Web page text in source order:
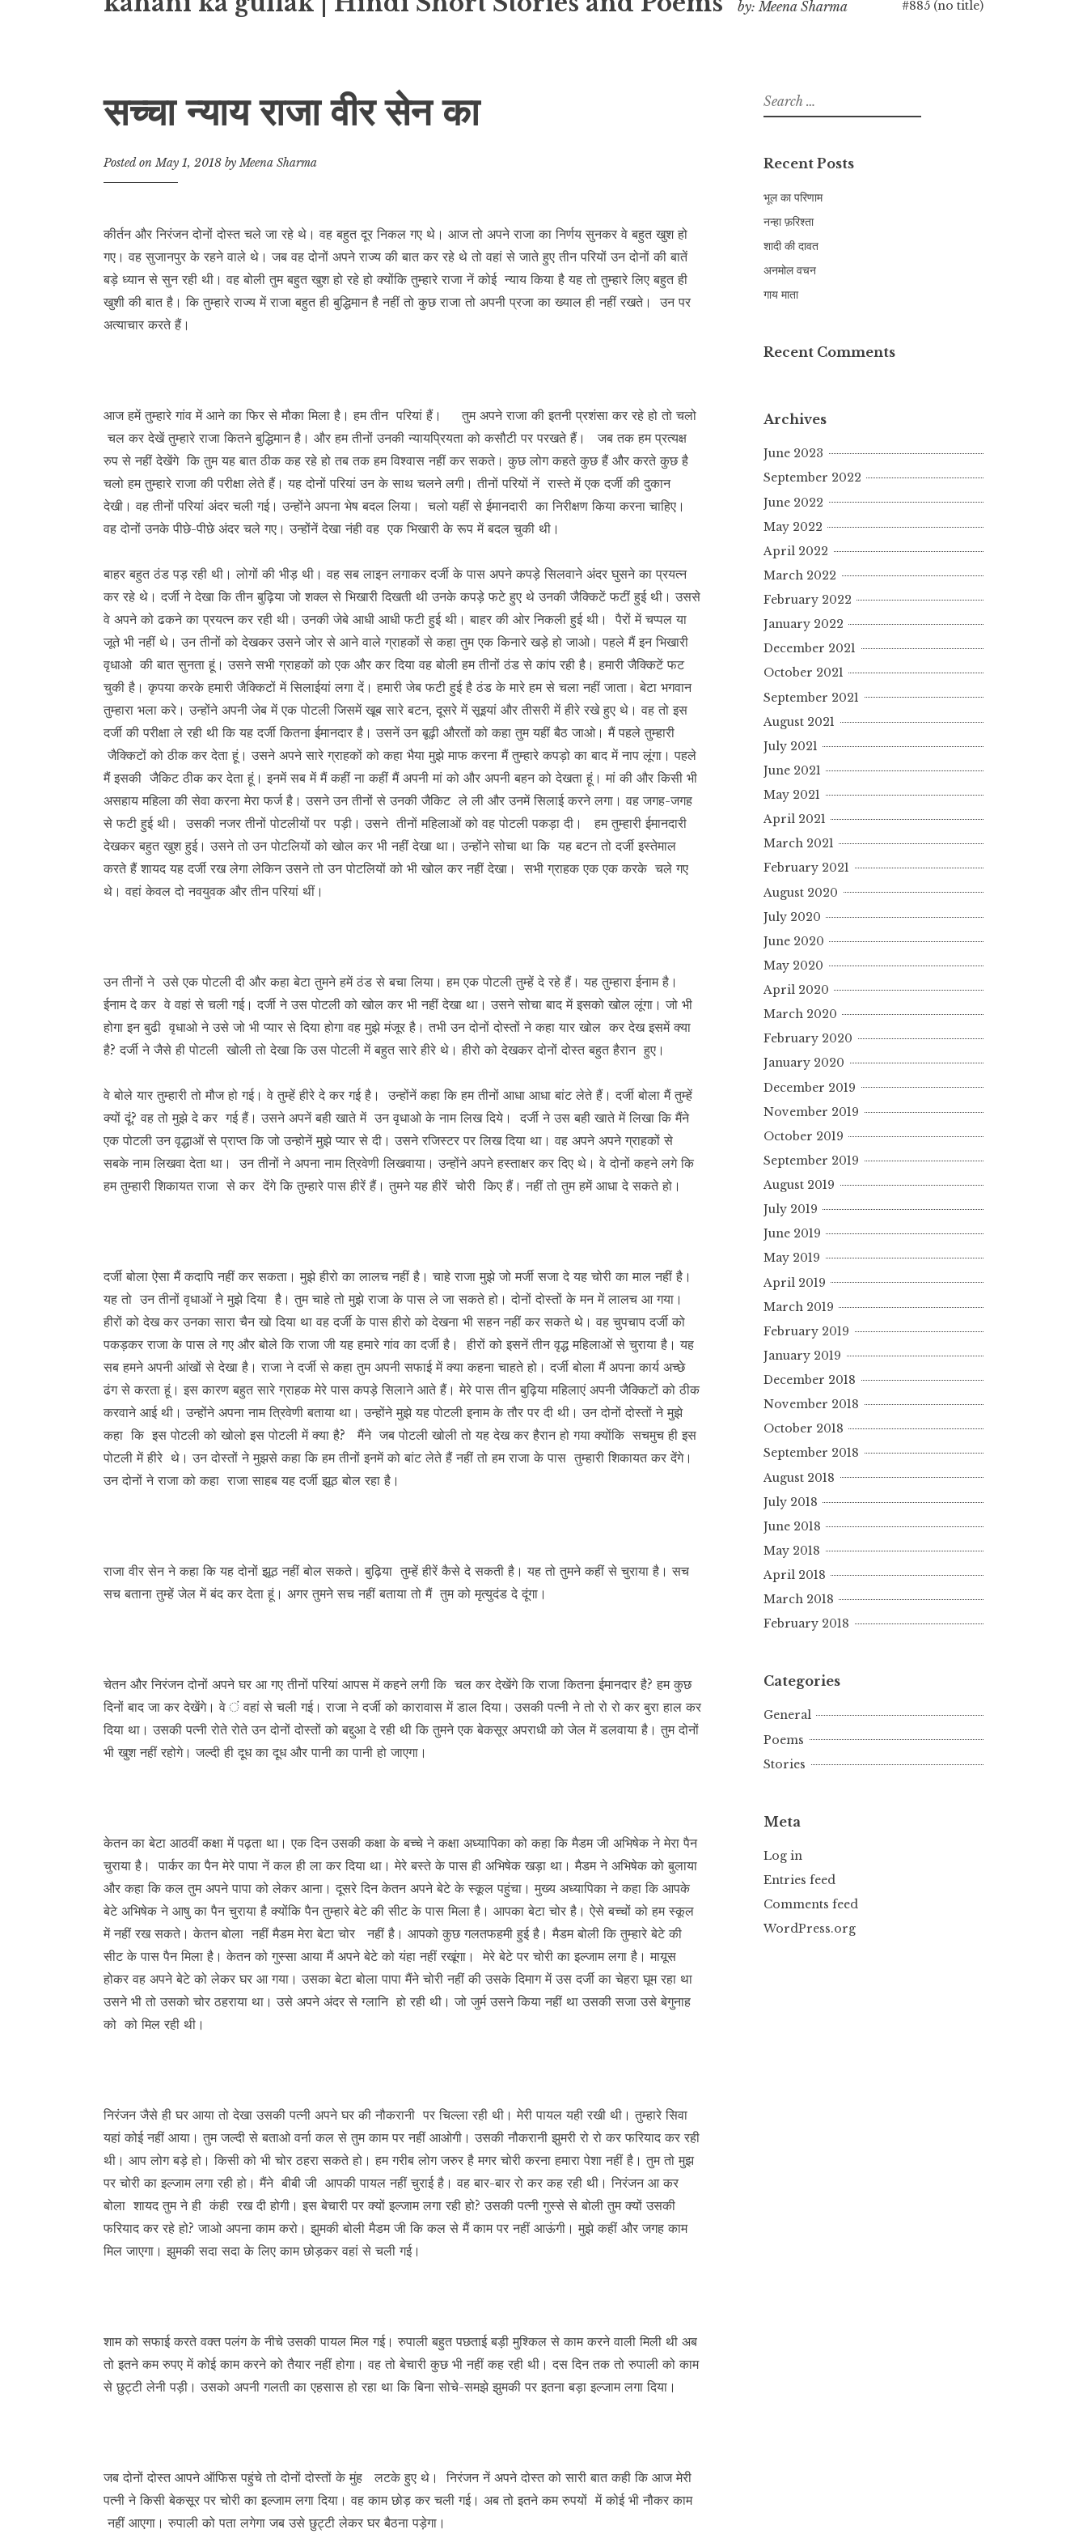
by: Meena Sharma #885 (no title)
सच्चा न्याय राजा वीर सेन का
Posted onMay 1, 2018 byMeena Sharma
कीर्तन और निरंजन दोनों दोस्त चले जा रहे थे। वह बहुत दूर निकल गए थे। आज तो अपने राजा का निर्णय सुनकर वे बहुत खुश हो
गए। वह सुजानपुर के रहने वाले थे। जब वह दोनों अपने राज्य की बात कर रहे थे तो वहां से जाते हुए तीन परियों उन दोनों की बातें
बड़े ध्यान से सुन रही थी। वह बोली तुम बहुत खुश हो रहे हो क्योंकि तुम्हारे राजा नें कोई न्याय किया है यह तो तुम्हारे लिए बहुत ही
खुशी की बात है। कि तुम्हारे राज्य में राजा बहुत ही बुद्धिमान है नहीं तो कुछ राजा तो अपनी प्रजा का ख्याल ही नहीं रखते। उन पर
अत्याचार करते हैं।
आज हमें तुम्हारे गांव में आने का फिर से मौका मिला है। हम तीन परियां हैं। तुम अपने राजा की इतनी प्रशंसा कर रहे हो तो चलो
चल कर देखें तुम्हारे राजा कितने बुद्धिमान है। और हम तीनों उनकी न्यायप्रियता को कसौटी पर परखते हैं। जब तक हम प्रत्यक्ष
रुप से नहीं देखेंगे कि तुम यह बात ठीक कह रहे हो तब तक हम विश्वास नहीं कर सकते। कुछ लोग कहते कुछ हैं और करते कुछ है
चलो हम तुम्हारे राजा की परीक्षा लेते हैं। यह दोनों परियां उन के साथ चलने लगी। तीनों परियों नें रास्ते में एक दर्जी की दुकान
देखी। वह तीनों परियां अंदर चली गई। उन्होंने अपना भेष बदल लिया। चलो यहीं से ईमानदारी का निरीक्षण किया करना चाहिए।
वह दोनों उनके पीछे-पीछे अंदर चले गए। उन्होंनें देखा नंही वह एक भिखारी के रूप में बदल चुकी थी।
बाहर बहुत ठंड पड़ रही थी। लोगों की भीड़ थी। वह सब लाइन लगाकर दर्जी के पास अपने कपड़े सिलवाने अंदर घुसने का प्रयत्न
कर रहे थे। दर्जी ने देखा कि तीन बुढ़िया जो शक्ल से भिखारी दिखती थी उनके कपड़े फटे हुए थे उनकी जैक्किटें फटीं हुई थी। उससे
वे अपने को ढकने का प्रयत्न कर रही थी। उनकी जेबे आधी आधी फटी हुई थी। बाहर की ओर निकली हुई थी। पैरों में चप्पल या
जूते भी नहीं थे। उन तीनों को देखकर उसने जोर से आने वाले ग्राहकों से कहा तुम एक किनारे खड़े हो जाओ। पहले मैं इन भिखारी
वृधाओ की बात सुनता हूं। उसने सभी ग्राहकों को एक और कर दिया वह बोली हम तीनों ठंड से कांप रही है। हमारी जैक्किटें फट
चुकी है। कृपया करके हमारी जैक्किटों में सिलाईयां लगा दें। हमारी जेब फटी हुई है ठंड के मारे हम से चला नहीं जाता। बेटा भगवान
तुम्हारा भला करे। उन्होंने अपनी जेब में एक पोटली जिसमें खूब सारे बटन, दूसरे में सूइयां और तीसरी में हीरे रखे हुए थे। वह तो इस
दर्जी की परीक्षा ले रही थी कि यह दर्जी कितना ईमानदार है। उसनें उन बूढ़ी औरतों को कहा तुम यहीं बैठ जाओ। मैं पहले तुम्हारी
जैक्किटों को ठीक कर देता हूं। उसने अपने सारे ग्राहकों को कहा भैया मुझे माफ करना मैं तुम्हारे कपड़ो का बाद में नाप लूंगा। पहले
मैं इसकी जैकिट ठीक कर देता हूं। इनमें सब में मैं कहीं ना कहीं मैं अपनी मां को और अपनी बहन को देखता हूं। मां की और किसी भी
असहाय महिला की सेवा करना मेरा फर्ज है। उसने उन तीनों से उनकी जैकिट ले ली और उनमें सिलाई करने लगा। वह जगह-जगह
से फटी हुई थी। उसकी नजर तीनों पोटलीयों पर पड़ी। उसने तीनों महिलाओं को वह पोटली पकड़ा दी। हम तुम्हारी ईमानदारी
देखकर बहुत खुश हुई। उसने तो उन पोटलियों को खोल कर भी नहीं देखा था। उन्होंने सोचा था कि यह बटन तो दर्जी इस्तेमाल
करते हैं शायद यह दर्जी रख लेगा लेकिन उसने तो उन पोटलियों को भी खोल कर नहीं देखा। सभी ग्राहक एक एक करके चले गए
थे। वहां केवल दो नवयुवक और तीन परियां थीं।
उन तीनों ने उसे एक पोटली दी और कहा बेटा तुमने हमें ठंड से बचा लिया। हम एक पोटली तुम्हें दे रहे हैं। यह तुम्हारा ईनाम है।
ईनाम दे कर वे वहां से चली गई। दर्जी ने उस पोटली को खोल कर भी नहीं देखा था। उसने सोचा बाद में इसको खोल लूंगा। जो भी
होगा इन बुढी वृधाओ ने उसे जो भी प्यार से दिया होगा वह मुझे मंजूर है। तभी उन दोनों दोस्तों ने कहा यार खोल कर देख इसमें क्या
है? दर्जी ने जैसे ही पोटली खोली तो देखा कि उस पोटली में बहुत सारे हीरे थे। हीरो को देखकर दोनों दोस्त बहुत हैरान हुए।
वे बोले यार तुम्हारी तो मौज हो गई। वे तुम्हें हीरे दे कर गई है। उन्होंनें कहा कि हम तीनों आधा आधा बांट लेते हैं। दर्जी बोला मैं तुम्हें
क्यों दूं? वह तो मुझे दे कर गई हैं। उसने अपनें बही खाते में उन वृधाओ के नाम लिख दिये। दर्जी ने उस बही खाते में लिखा कि मैंने
एक पोटली उन वृद्धाओं से प्राप्त कि जो उन्होनें मुझे प्यार से दी। उसने रजिस्टर पर लिख दिया था। वह अपने अपने ग्राहकों से
सबके नाम लिखवा देता था। उन तीनों ने अपना नाम त्रिवेणी लिखवाया। उन्होंने अपने हस्ताक्षर कर दिए थे। वे दोनों कहने लगे कि
हम तुम्हारी शिकायत राजा से कर देंगे कि तुम्हारे पास हीरें हैं। तुमने यह हीरें चोरी किए हैं। नहीं तो तुम हमें आधा दे सकते हो।
दर्जी बोला ऐसा मैं कदापि नहीं कर सकता। मुझे हीरो का लालच नहीं है। चाहे राजा मुझे जो मर्जी सजा दे यह चोरी का माल नहीं है।
यह तो उन तीनों वृधाओं ने मुझे दिया है। तुम चाहे तो मुझे राजा के पास ले जा सकते हो। दोनों दोस्तों के मन में लालच आ गया।
हीरों को देख कर उनका सारा चैन खो दिया था वह दर्जी के पास हीरो को देखना भी सहन नहीं कर सकते थे। वह चुपचाप दर्जी को
पकड़कर राजा के पास ले गए और बोले कि राजा जी यह हमारे गांव का दर्जी है। हीरों को इसनें तीन वृद्ध महिलाओं से चुराया है। यह
सब हमने अपनी आंखों से देखा है। राजा ने दर्जी से कहा तुम अपनी सफाई में क्या कहना चाहते हो। दर्जी बोला मैं अपना कार्य अच्छे
ढंग से करता हूं। इस कारण बहुत सारे ग्राहक मेरे पास कपड़े सिलाने आते हैं। मेरे पास तीन बुढ़िया महिलाएं अपनी जैक्किटों को ठीक
करवाने आई थी। उन्होंने अपना नाम त्रिवेणी बताया था। उन्होंने मुझे यह पोटली इनाम के तौर पर दी थी। उन दोनों दोस्तों ने मुझे
कहा कि इस पोटली को खोलो इस पोटली में क्या है? मैंने जब पोटली खोली तो यह देख कर हैरान हो गया क्योंकि सचमुच ही इस
पोटली में हीरे थे। उन दोस्तों ने मुझसे कहा कि हम तीनों इनमें को बांट लेते हैं नहीं तो हम राजा के पास तुम्हारी शिकायत कर देंगे।
उन दोनों ने राजा को कहा राजा साहब यह दर्जी झूठ बोल रहा है।
राजा वीर सेन ने कहा कि यह दोनों झूठ नहीं बोल सकते। बुढ़िया तुम्हें हीरें कैसे दे सकती है। यह तो तुमने कहीं से चुराया है। सच
सच बताना तुम्हें जेल में बंद कर देता हूं। अगर तुमने सच नहीं बताया तो मैं तुम को मृत्युदंड दे दूंगा।
चेतन और निरंजन दोनों अपने घर आ गए तीनों परियां आपस में कहने लगी कि चल कर देखेंगे कि राजा कितना ईमानदार है? हम कुछ
दिनों बाद जा कर देखेंगे। वे ं वहां से चली गई। राजा ने दर्जी को कारावास में डाल दिया। उसकी पत्नी ने तो रो रो कर बुरा हाल कर
दिया था। उसकी पत्नी रोते रोते उन दोनों दोस्तों को बद्दुआ दे रही थी कि तुमने एक बेकसूर अपराधी को जेल में डलवाया है। तुम दोनों
भी खुश नहीं रहोगे। जल्दी ही दूध का दूध और पानी का पानी हो जाएगा।
केतन का बेटा आठवीं कक्षा में पढ़ता था। एक दिन उसकी कक्षा के बच्चे ने कक्षा अध्यापिका को कहा कि मैडम जी अभिषेक ने मेरा पैन
चुराया है। पार्कर का पैन मेरे पापा नें कल ही ला कर दिया था। मेरे बस्ते के पास ही अभिषेक खड़ा था। मैडम ने अभिषेक को बुलाया
और कहा कि कल तुम अपने पापा को लेकर आना। दूसरे दिन केतन अपने बेटे के स्कूल पहुंचा। मुख्य अध्यापिका ने कहा कि आपके
बेटे अभिषेक ने आषु का पैन चुराया है क्योंकि पैन तुम्हारे बेटे की सीट के पास मिला है। आपका बेटा चोर है। ऐसे बच्चों को हम स्कूल
में नहीं रख सकते। केतन बोला नहीं मैडम मेरा बेटा चोर नहीं है। आपको कुछ गलतफहमी हुई है। मैडम बोली कि तुम्हारे बेटे की
सीट के पास पैन मिला है। केतन को गुस्सा आया मैं अपने बेटे को यंहा नहीं रखूंगा। मेरे बेटे पर चोरी का इल्जाम लगा है। मायूस
होकर वह अपने बेटे को लेकर घर आ गया। उसका बेटा बोला पापा मैंने चोरी नहीं की उसके दिमाग में उस दर्जी का चेहरा घूम रहा था
उसने भी तो उसको चोर ठहराया था। उसे अपने अंदर से ग्लानि हो रही थी। जो जुर्म उसने किया नहीं था उसकी सजा उसे बेगुनाह
को को मिल रही थी।
निरंजन जैसे ही घर आया तो देखा उसकी पत्नी अपने घर की नौकरानी पर चिल्ला रही थी। मेरी पायल यही रखी थी। तुम्हारे सिवा
यहां कोई नहीं आया। तुम जल्दी से बताओ वर्ना कल से तुम काम पर नहीं आओगी। उसकी नौकरानी झुमरी रो रो कर फरियाद कर रही
थी। आप लोग बड़े हो। किसी को भी चोर ठहरा सकते हो। हम गरीब लोग जरुर है मगर चोरी करना हमारा पेशा नहीं है। तुम तो मुझ
पर चोरी का इल्जाम लगा रही हो। मैंने बीबी जी आपकी पायल नहीं चुराई है। वह बार-बार रो कर कह रही थी। निरंजन आ कर
बोला शायद तुम ने ही कंही रख दी होगी। इस बेचारी पर क्यों इल्जाम लगा रही हो? उसकी पत्नी गुस्से से बोली तुम क्यों उसकी
फरियाद कर रहे हो? जाओ अपना काम करो। झुमकी बोली मैडम जी कि कल से मैं काम पर नहीं आऊंगी। मुझे कहीं और जगह काम
मिल जाएगा। झुमकी सदा सदा के लिए काम छोड़कर वहां से चली गई।
शाम को सफाई करते वक्त पलंग के नीचे उसकी पायल मिल गई। रुपाली बहुत पछताई बड़ी मुश्किल से काम करने वाली मिली थी अब
तो इतने कम रुपए में कोई काम करने को तैयार नहीं होगा। वह तो बेचारी कुछ भी नहीं कह रही थी। दस दिन तक तो रुपाली को काम
से छुट्टी लेनी पड़ी। उसको अपनी गलती का एहसास हो रहा था कि बिना सोचे-समझे झुमकी पर इतना बड़ा इल्जाम लगा दिया।
जब दोनों दोस्त आपने ऑफिस पहुंचे तो दोनों दोस्तों के मुंह लटके हुए थे। निरंजन नें अपने दोस्त को सारी बात कही कि आज मेरी
पत्नी ने किसी बेकसूर पर चोरी का इल्जाम लगा दिया। वह काम छोड़ कर चली गई। अब तो इतने कम रुपयों में कोई भी नौकर काम
नहीं आएगा। रुपाली को पता लगेगा जब उसे छुट्टी लेकर घर बैठना पड़ेगा।
Search
for:
Recent Posts
भूल का परिणाम
नन्हा फ़रिश्ता
शादी की दावत
अनमोल वचन
गाय माता
Recent Comments
Archives
June 2023
September 2022
June 2022
May 2022
April 2022
March 2022
February 2022
January 2022
December 2021
October 2021
September 2021
August 2021
July 2021
June 2021
May 2021
April 2021
March 2021
February 2021
August 2020
July 2020
June 2020
May 2020
April 2020
March 2020
February 2020
January 2020
December 2019
November 2019
October 2019
September 2019
August 2019
July 2019
June 2019
May 2019
April 2019
March 2019
February 2019
January 2019
December 2018
November 2018
October 2018
September 2018
August 2018
July 2018
June 2018
May 2018
April 2018
March 2018
February 2018
Categories
General
Poems
Stories
Meta
Log in
Entries feed
Comments feed
WordPress.org